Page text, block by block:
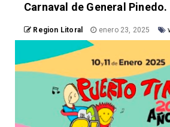
Carnaval de General Pinedo.
Region Litoral enero 23, 2025